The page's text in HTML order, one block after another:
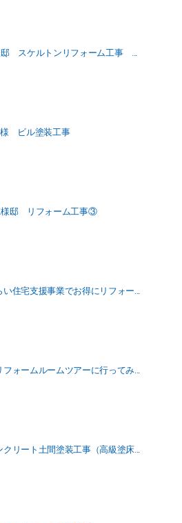
邸 スケルトンリフォーム工事 ...
ビル塗装工事
邸 リフォーム工事③
い住宅支援事業でお得にリフォー...
フォームルームツアーに行ってみ...
クリート土間塗装工事（高級塗床...